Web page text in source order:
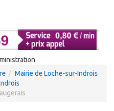
Mairie de Loche-sur-Indrois